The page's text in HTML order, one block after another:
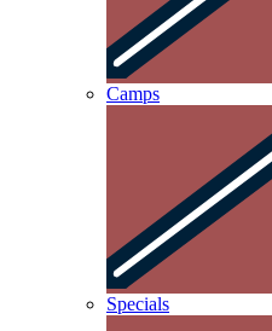
Camps
Specials